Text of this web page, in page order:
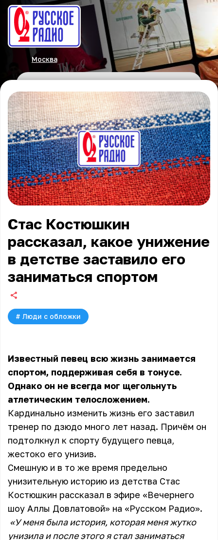
Москва
Стас Костюшкин
рассказал, какое унижение
в детстве заставило его
заниматься спортом
# Люди с обложки
Известный певец всю жизнь занимается
спортом, поддерживая себя в тонусе.
Однако он не всегда мог щегольнуть
атлетическим телосложением.
Кардинально изменить жизнь его заставил
тренер по дзюдо много лет назад. Причём он
подтолкнул к спорту будущего певца,
жестоко его унизив.
Смешную и в то же время предельно
унизительную историю из детства Стас
Костюшкин рассказал в эфире «Вечернего
шоу Аллы Довлатовой» на «Русском Радио».
«У меня была история, которая меня жутко
унизила и после этого я стал заниматься